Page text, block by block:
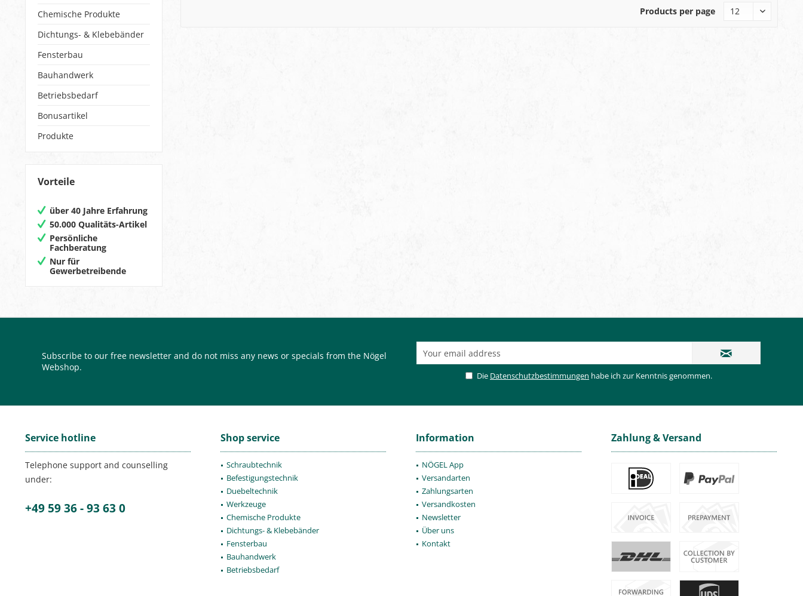
Chemische Produkte
Dichtungs- & Klebebänder
Fensterbau
Bauhandwerk
Betriebsbedarf
Bonusartikel
Produkte
Vorteile
über 40 Jahre Erfahrung
50.000 Qualitäts-Artikel
Persönliche
Fachberatung
Nur für
Gewerbetreibende
Products per page
Subscribe to our free newsletter and do not miss any news or specials from the Nögel
Webshop.
Die Datenschutzbestimmungen habe ich zur Kenntnis genommen.
Service hotline
Telephone support and counselling
under:
+49 59 36 - 93 63 0
Shop service
Schraubtechnik
Befestigungstechnik
Duebeltechnik
Werkzeuge
Chemische Produkte
Dichtungs- & Klebebänder
Fensterbau
Bauhandwerk
Betriebsbedarf
Information
NÖGEL App
Versandarten
Zahlungsarten
Versandkosten
Newsletter
Über uns
Kontakt
Zahlung & Versand